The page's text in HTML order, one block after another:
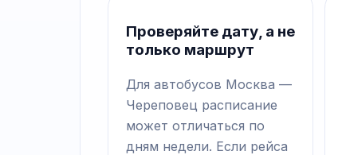
Проверяйте дату, а не
только маршрут
Для автобусов Москва —
Череповец расписание
может отличаться по
дням недели. Если рейса